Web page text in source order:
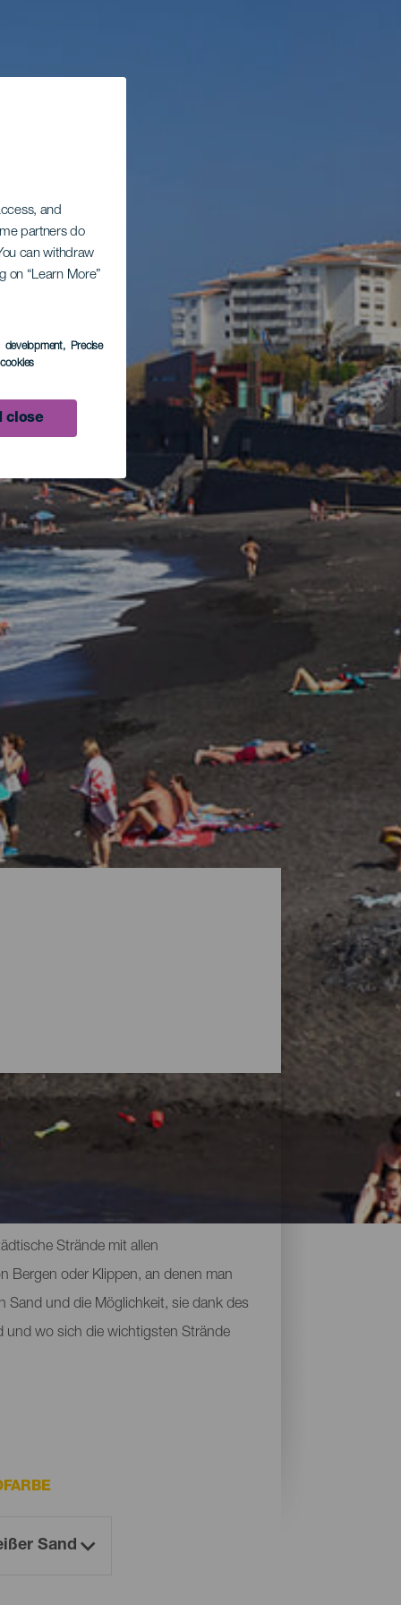
and
partners do
can withdraw
on “Learn More”
development, Precise
close
Strände mit allen
Bergen oder Klippen, an denen man
Sand und die Möglichkeit, sie dank des
und wo sich die wichtigsten Strände